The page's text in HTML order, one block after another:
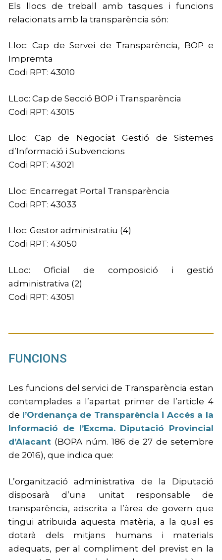
Els llocs de treball amb tasques i funcions
relacionats amb la transparència són:
Lloc: Cap de Servei de Transparència, BOP e
Impremta
Codi RPT: 43010
LLoc: Cap de Secció BOP i Transparència
Codi RPT: 43015
Lloc: Cap de Negociat Gestió de Sistemes
d’Informació i Subvencions
Codi RPT: 43021
Lloc: Encarregat Portal Transparència
Codi RPT: 43033
Lloc: Gestor administratiu (4)
Codi RPT: 43050
LLoc: Oficial de composició i gestió
administrativa (2)
Codi RPT: 43051
FUNCIONS
Les funcions del servici de Transparència estan
contemplades a l’apartat primer de l’article 4
de l’Ordenança de Transparència i Accés a la
Informació de l’Excma. Diputació Provincial
d’Alacant (BOPA núm. 186 de 27 de setembre
de 2016), que indica que:
L’organització administrativa de la Diputació
disposarà d’una unitat responsable de
transparència, adscrita a l’àrea de govern que
tingui atribuïda aquesta matèria, a la qual es
dotarà dels mitjans humans i materials
adequats, per al compliment del previst en la